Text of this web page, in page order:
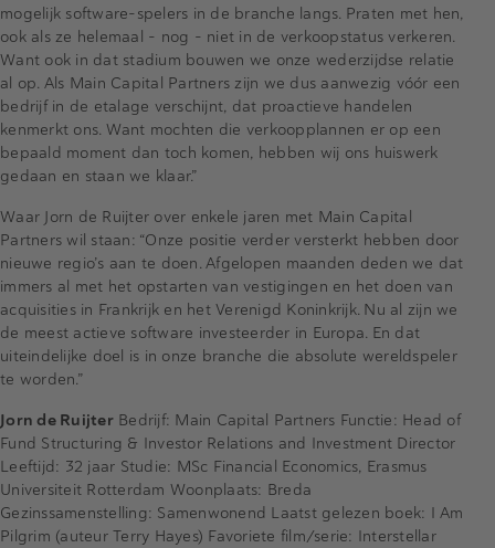
mogelijk software-spelers in de branche langs. Praten met hen,
ook als ze helemaal – nog – niet in de verkoopstatus verkeren.
Want ook in dat stadium bouwen we onze wederzijdse relatie
al op. Als Main Capital Partners zijn we dus aanwezig vóór een
bedrijf in de etalage verschijnt, dat proactieve handelen
kenmerkt ons. Want mochten die verkoopplannen er op een
bepaald moment dan toch komen, hebben wij ons huiswerk
gedaan en staan we klaar.”
Waar Jorn de Ruijter over enkele jaren met Main Capital
Partners wil staan: “Onze positie verder versterkt hebben door
nieuwe regio’s aan te doen. Afgelopen maanden deden we dat
immers al met het opstarten van vestigingen en het doen van
acquisities in Frankrijk en het Verenigd Koninkrijk. Nu al zijn we
de meest actieve software investeerder in Europa. En dat
uiteindelijke doel is in onze branche die absolute wereldspeler
te worden.”
Jorn de RuijterBedrijf: Main Capital Partners Functie: Head of
Fund Structuring & Investor Relations and Investment Director
Leeftijd: 32 jaar Studie: MSc Financial Economics, Erasmus
Universiteit Rotterdam Woonplaats: Breda
Gezinssamenstelling: Samenwonend Laatst gelezen boek: I Am
Pilgrim (auteur Terry Hayes) Favoriete film/serie: Interstellar